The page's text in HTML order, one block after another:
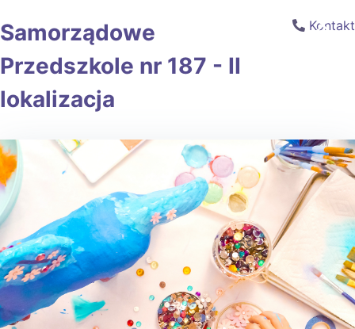
Kontakt
Samorządowe
Przedszkole nr 187 - II
lokalizacja
×